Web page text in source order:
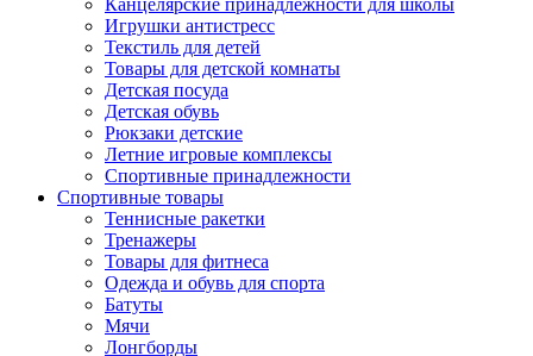
Канцелярские принадлежности для школы
Игрушки антистресс
Текстиль для детей
Товары для детской комнаты
Детская посуда
Детская обувь
Рюкзаки детские
Летние игровые комплексы
Спортивные принадлежности
Спортивные товары
Теннисные ракетки
Тренажеры
Товары для фитнеса
Одежда и обувь для спорта
Батуты
Мячи
Лонгборды